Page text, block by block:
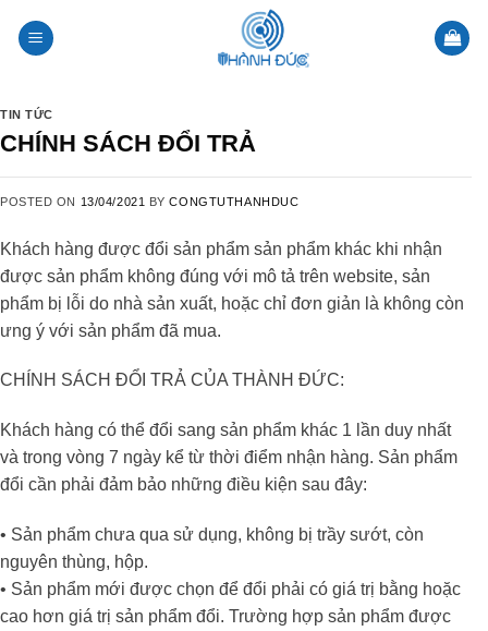
TIN TỨC
CHÍNH SÁCH ĐỔI TRẢ
POSTED ON 13/04/2021 BYCONGTUTHANHDUC
Khách hàng được đổi sản phẩm sản phẩm khác khi nhận
được sản phẩm không đúng với mô tả trên website, sản
phẩm bị lỗi do nhà sản xuất, hoặc chỉ đơn giản là không còn
ưng ý với sản phẩm đã mua.
CHÍNH SÁCH ĐỔI TRẢ CỦA THÀNH ĐỨC:
Khách hàng có thể đổi sang sản phẩm khác 1 lần duy nhất
và trong vòng 7 ngày kể từ thời điểm nhận hàng. Sản phẩm
đổi cần phải đảm bảo những điều kiện sau đây:
• Sản phẩm chưa qua sử dụng, không bị trầy sướt, còn
nguyên thùng, hộp.
• Sản phẩm mới được chọn để đổi phải có giá trị bằng hoặc
cao hơn giá trị sản phẩm đổi. Trường hợp sản phẩm được